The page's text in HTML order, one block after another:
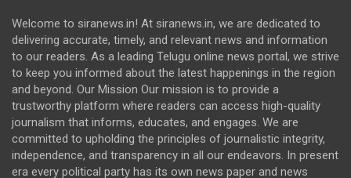
Welcome to siranews.in! At siranews.in, we are dedicated to
delivering accurate, timely, and relevant news and information
to our readers. As a leading Telugu online news portal, we strive
to keep you informed about the latest happenings in the region
and beyond. Our Mission Our mission is to provide a
trustworthy platform where readers can access high-quality
journalism that informs, educates, and engages. We are
committed to upholding the principles of journalistic integrity,
independence, and transparency in all our endeavors. In present
era every political party has its own news paper and news